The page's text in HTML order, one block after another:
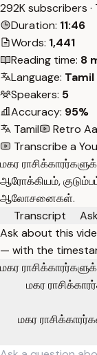
292K subscribers
Duration: 11:46
Words: 1,441
Reading time: 8
Language: Tamil
Speakers: 5
Accuracy: 95%
Tamil
Retro
Transcribe a
மகர
ஆரோக்கியம்,
ஆலோசனைகள்.
Transcript
Ask
Ask about this
— with the
மகர
மகர
மகர